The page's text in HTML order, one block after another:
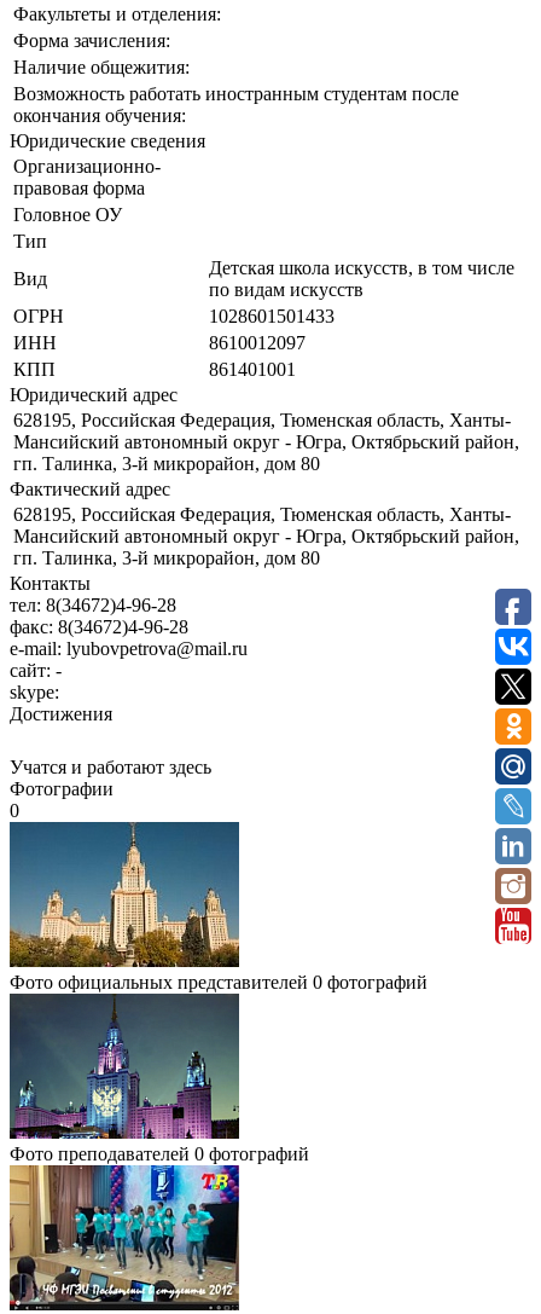
Факультеты и отделения:
Форма зачисления:
Наличие общежития:
Возможность работать иностранным студентам после
окончания обучения:
Юридические сведения
Организационно-
правовая форма
Головное ОУ
Тип
Вид
Детская школа искусств, в том числе
по видам искусств
ОГРН
1028601501433
ИНН
8610012097
КПП
861401001
Юридический адрес
628195, Российская Федерация, Тюменская область, Ханты-
Мансийский автономный округ - Югра, Октябрьский район,
гп. Талинка, 3-й микрорайон, дом 80
Фактический адрес
628195, Российская Федерация, Тюменская область, Ханты-
Мансийский автономный округ - Югра, Октябрьский район,
гп. Талинка, 3-й микрорайон, дом 80
Контакты
тел: 8(34672)4-96-28
факс: 8(34672)4-96-28
e-mail: lyubovpetrova@mail.ru
сайт: -
skype:
Достижения
Учатся и работают здесь
Фотографии
0
Фото официальных представителей 0 фотографий
Фото преподавателей 0 фотографий